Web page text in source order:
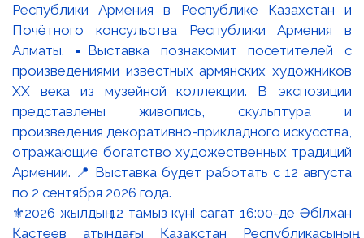
⚜️2026 жылдың 12 тамыз күні сағат 16:00-де Әбілхан
Қастеев атындағы Қазақстан Республикасының